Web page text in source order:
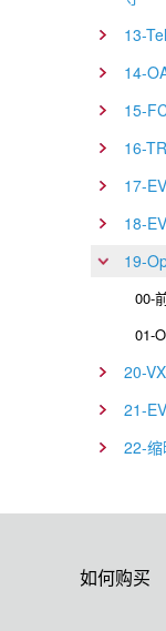
13-
14-
15-
16-
17-
18-
19-
00-
01-
20-
21-
22-
如何购买